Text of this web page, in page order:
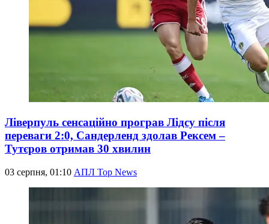
Ліверпуль сенсаційно програв Лідсу після
переваги 2:0, Сандерленд здолав Рексем –
Тутєров отримав 30 хвилин
03 серпня, 01:10 АПЛ Top News